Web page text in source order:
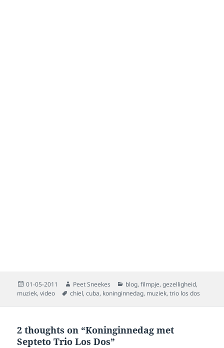
Posted
on
01-05-2011 Author
Peet Sneekes Categories
blog,filmpje,gezelligheid,
muziek,video Tags
chiel,cuba, koninginnedag, muziek,trio los dos
2 thoughts on “Koninginnedag met
Septeto Trio Los Dos”